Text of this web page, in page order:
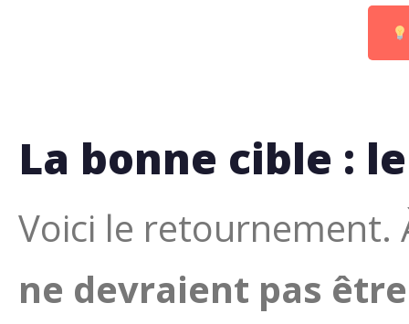
La bonne cible :
Voici le retournement.
ne devraient pas